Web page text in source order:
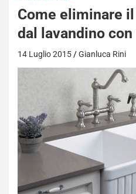
Come eliminare
dal lavandino
14 Luglio 2015 Gianluca Rini